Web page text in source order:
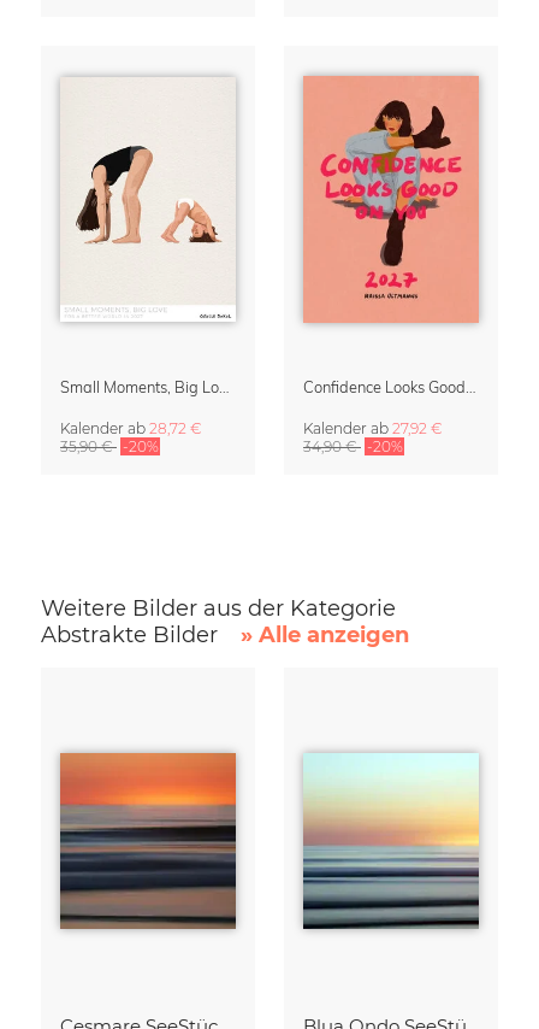
Kalender ab 28,72 €
35,90 € -20%
Kalender ab 27,92 €
34,90 € -20%
Weitere Bilder aus der Kategorie
Abstrakte Bilder
» Alle anzeigen